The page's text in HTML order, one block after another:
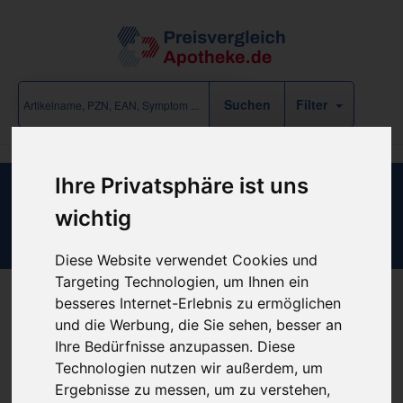
Ihre Privatsphäre ist uns
wichtig
Diese Website verwendet Cookies und
Targeting Technologien, um Ihnen ein
besseres Internet-Erlebnis zu ermöglichen
und die Werbung, die Sie sehen, besser an
Ihre Bedürfnisse anzupassen. Diese
Technologien nutzen wir außerdem, um
Ergebnisse zu messen, um zu verstehen,
Filter
Es wurden keine Produkte zu Ihrer Suchanfrage gefunden!
Vorschläge